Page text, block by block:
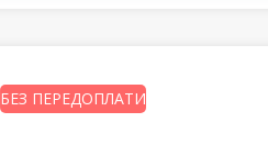
БЕЗ ПЕРЕДОПЛАТИ